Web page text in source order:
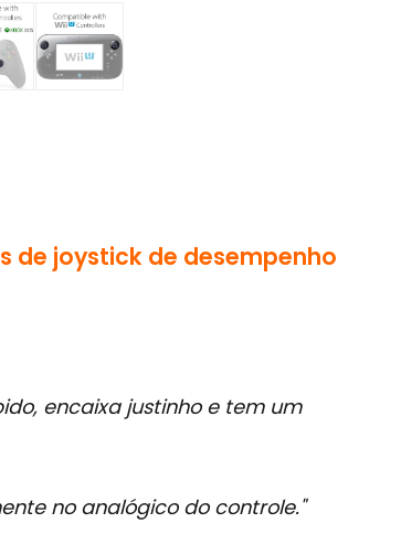
de joystick de desempenho
encaixa justinho e tem um
no analógico do controle."